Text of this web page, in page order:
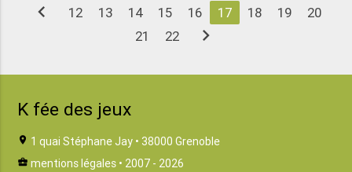
chevron_left 12 13 14 15 16 17 18 19
20
21
22 chevron_right
K fée des jeux
location_on 1 quai Stéphane Jay • 38000 Grenoble
business_center mentions légales • 2007 - 2026